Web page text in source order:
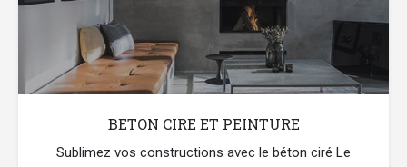
BETON CIRE ET PEINTURE
Sublimez vos constructions avec le béton ciré Le